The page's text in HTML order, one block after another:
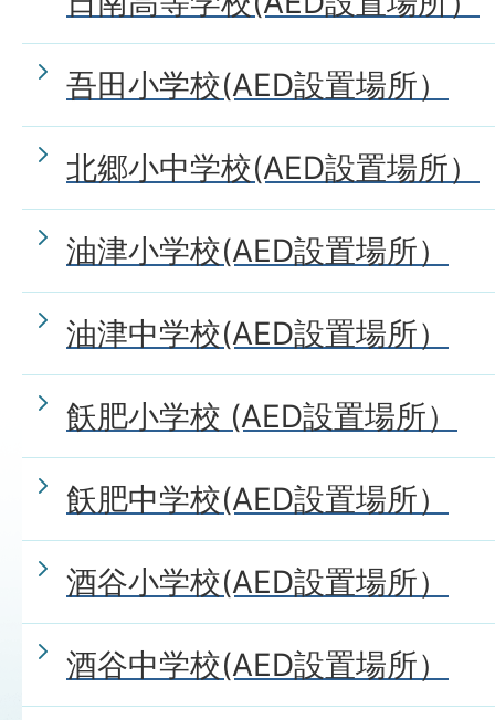
吾田小学校(AED設置場所）
北郷小中学校(AED設置場所）
油津小学校(AED設置場所）
油津中学校(AED設置場所）
飫肥小学校 (AED設置場所）
飫肥中学校(AED設置場所）
酒谷小学校(AED設置場所）
酒谷中学校(AED設置場所）